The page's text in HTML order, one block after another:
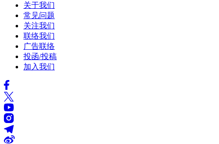
关于我们
常见问题
关注我们
联络我们
广告联络
投函/投稿
加入我们